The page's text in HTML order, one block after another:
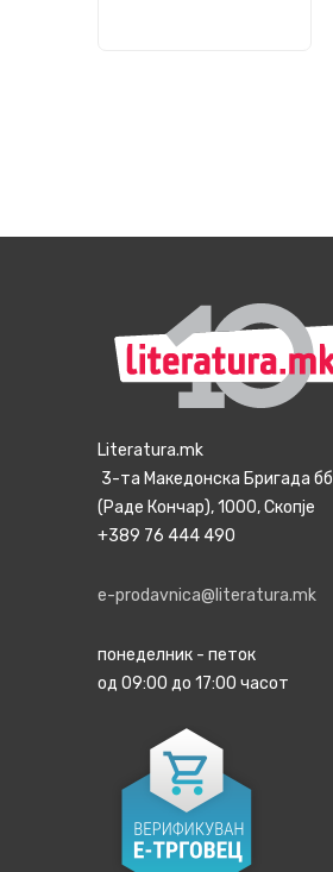
Literatura.mk
3-та Македонска Бригада бб
(Раде Кончар), 1000, Скопје
+389 76 444 490
e-prodavnica@literatura.mk
понеделник - петок
од 09:00 до 17:00 часот